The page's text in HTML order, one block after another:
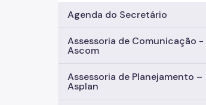
Agenda do Secretário
Assessoria de Comunicação -
Ascom
Assessoria de Planejamento –
Asplan